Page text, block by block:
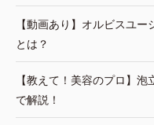
【動画あり】オルビスユ
とは？
【教えて！美容のプロ】
で解説！